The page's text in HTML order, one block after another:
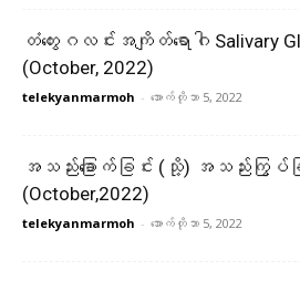
တံတွေးဂလင်းအကျိတ်ရောဂါ Salivary
(October, 2022)
telekyanmarmoh - အောက်တိုဘာ 5, 2022
အသည်းခြောက်ခြင်း (သို့) အသည်းကြွပ်ခ
(October,2022)
telekyanmarmoh - အောက်တိုဘာ 5, 2022